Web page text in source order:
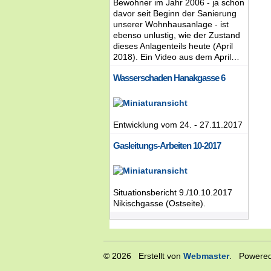
Bewohner im Jahr 2006 - ja schon
davor seit Beginn der Sanierung
unserer Wohnhausanlage - ist
ebenso unlustig, wie der Zustand
dieses Anlagenteils heute (April
2018). Ein Video aus dem April…
Wasserschaden Hanakgasse 6
Entwicklung vom 24. - 27.11.2017
Gasleitungs-Arbeiten 10-2017
Situationsbericht 9./10.10.2017
Nikischgasse (Ostseite).
© 2026 Erstellt von Webmaster.